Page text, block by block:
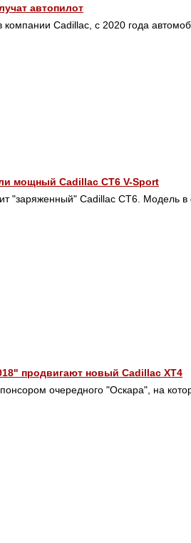
автопилот
компании Cadillac, с 2020 года
мощный Cadillac CT6 V-Sport
"заряженный" Cadillac CT6. Модель
продвигают новый Cadillac XT4
очередного "Оскара", на